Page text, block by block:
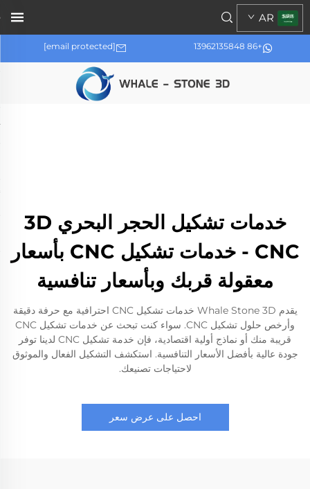
+86 13962135848
[email protected]
AR
خدمات تشكيل الحجر البحري 3D
CNC - خدمات تشكيل CNC بأسعار
معقولة قربك وبأسعار تنافسية
يقدم Whale Stone 3D خدمات تشكيل CNC احترافية مع حرفة دقيقة
وأرخص حلول تشكيل CNC. سواء كنت تبحث عن خدمات تشكيل CNC
قريبة منك أو نماذج أولية اقتصادية، فإن خدمة تشكيل CNC لدينا توفر
جودة عالية بأفضل الأسعار التنافسية. استكشف التشكيل الفعال والموثوق
لاحتياجات تصنيعك.
احصل على عرض سعر